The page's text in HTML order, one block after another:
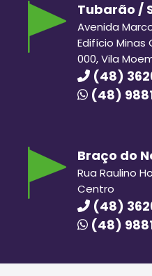
Tubarão /
Avenida
Edifício Minas
000, Vila
(48)
(48)
Braço do
Rua Raulino
Centro
(48)
(48)